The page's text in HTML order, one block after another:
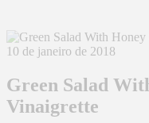
10 de janeiro de 2018
Green Salad
Vinaigrette